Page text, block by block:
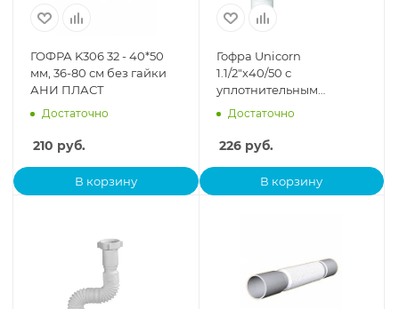
ГОФРА K306 32 - 40*50
мм, 36-80 см без гайки
АНИ ПЛАСТ
Достаточно
210 руб.
В корзину
Гофра Unicorn
1.1/2"х40/50 с
уплотнительным
кольцом 800мм
нерж.вып., винт 80 D85
Достаточно
226руб.
В корзину